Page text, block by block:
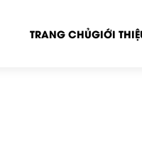
TRANG CHỦGIỚI